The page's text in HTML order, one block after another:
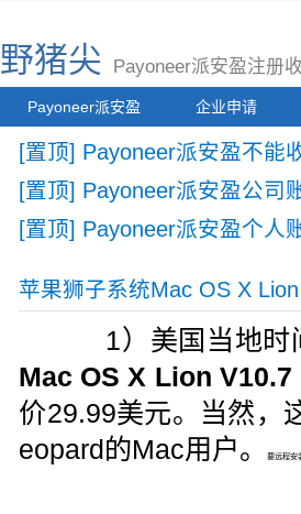
野猪尖 Payoneer派安盈注册
Payoneer派安盈 企业申请
[置顶] Payoneer派安盈不能
[置顶] Payoneer派安盈公司
[置顶] Payoneer派安盈个人
苹果狮子系统Mac OS X Lion
1）美国当地时
Mac OS X Lion
价29.99美元。当然，
eopard的Mac用户。要远程安